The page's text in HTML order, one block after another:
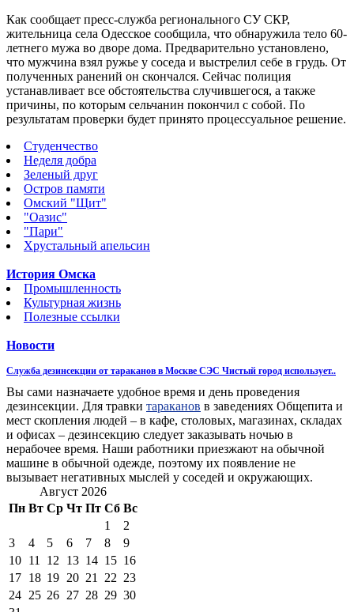
Как сообщает пресс-служба регионального СУ СКР,
жительница села Одесское сообщила, что обнаружила тело 60-
летнего мужа во дворе дома. Предварительно установлено,
что мужчина взял ружье у соседа и выстрелил себе в грудь. От
полученных ранений он скончался. Сейчас полиция
устанавливает все обстоятельства случившегося, а также
причины, по которым сельчанин покончил с собой. По
результатам проверки будет принято процессуальное решение.
Студенчество
Неделя добра
Зеленый друг
Остров памяти
Омский "Щит"
"Оазис"
"Пари"
Хрустальный апельсин
История Омска
Промышленность
Культурная жизнь
Полезные ссылки
Новости
Служба дезинсекции от тараканов в Москве СЭС Чистый город использует..
Вы сами назначаете удобное время и день проведения
дезинсекции. Для травки тараканов в заведениях Общепита и
мест скопления людей – в кафе, столовых, магазинах, складах
и офисах – дезинсекцию следует заказывать ночью в
нерабочее время. Наши работники приезжают на обычной
машине в обычной одежде, поэтому их появление не
вызывает негативных мыслей у соседей и окружающих.
Август 2026
Пн Вт Ср Чт Пт Сб Вс
1
2
3
4 5 6 7 8
9
10 11 12 13 14 15 16
17 18 19 20 21 22 23
24 25 26 27 28 29 30